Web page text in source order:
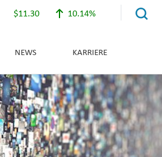
$11.30 10.14%
NEWS KARRIERE